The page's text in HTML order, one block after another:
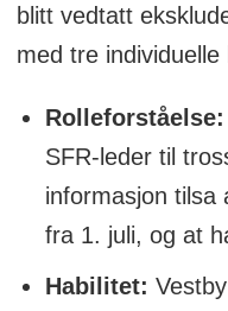
blitt vedtatt
med tre
Rolleforståelse:
SFR-leder til
informasjon tilsa
fra 1. juli, og at
Habilitet: